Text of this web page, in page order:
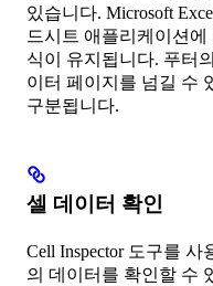
있습니다. Microsoft
드시트 애플리케이션
식이 유지됩니다. 푸터
이터 페이지를 넘길 수
구분됩니다.
셀 데이터 확인
Cell Inspector 도구를
의 데이터를 확인할 수